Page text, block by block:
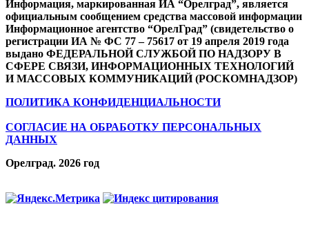
Информация, маркированная ИА “Орелград”, является
официальным сообщением средства массовой информации
Информационное агентство “ОрелГрад” (свидетельство о
регистрации ИА № ФС 77 – 75617 от 19 апреля 2019 года
выдано ФЕДЕРАЛЬНОЙ СЛУЖБОЙ ПО НАДЗОРУ В
СФЕРЕ СВЯЗИ, ИНФОРМАЦИОННЫХ ТЕХНОЛОГИЙ
И МАССОВЫХ КОММУНИКАЦИЙ (РОСКОМНАДЗОР)
ПОЛИТИКА КОНФИДЕНЦИАЛЬНОСТИ
СОГЛАСИЕ НА ОБРАБОТКУ ПЕРСОНАЛЬНЫХ
ДАННЫХ
Орелград. 2026 год